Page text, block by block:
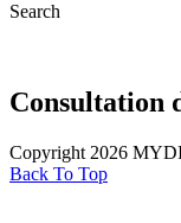
Search
Consultation
Copyright 2026
Back To Top